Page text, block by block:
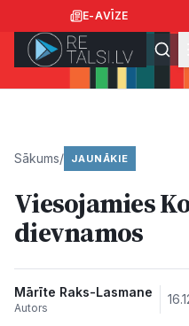
E-AVĪZE
Dzīvesstils
Sākums/ JAUNĀKIE
Viesojamies
dievnamos
Mārīte Raks-Lasmane
Autors